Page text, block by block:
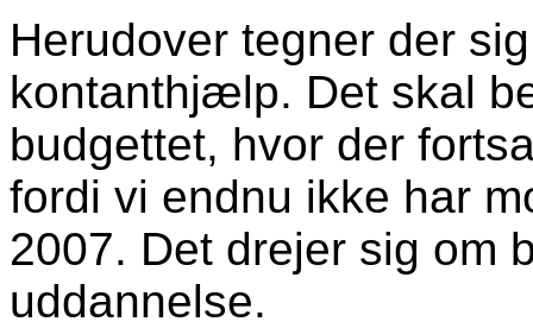
Herudover tegner der
kontanthjælp. Det skal
budgettet, hvor der
fordi vi endnu ikke har
2007. Det drejer sig om
uddannelse.